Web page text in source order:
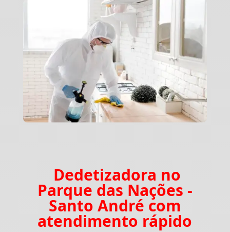
Dedetizadora no
Parque das Nações -
Santo André com
atendimento rápido